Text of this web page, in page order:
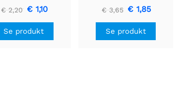
breakout board
€ 2,20 € 1,10
Se produkt
3V 25 mm lang - Grøn
€ 3,65 € 1,85
Se produkt